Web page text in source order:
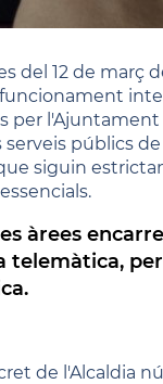
del 12 de març
públics
siguin
àrees
telemàtica,
de l'Alcaldia